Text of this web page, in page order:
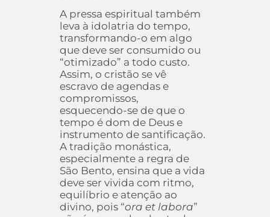
A pressa espiritual também
leva à idolatria do tempo,
transformando-o em algo
que deve ser consumido ou
“otimizado” a todo custo.
Assim, o cristão se vê
escravo de agendas e
compromissos,
esquecendo-se de que o
tempo é dom de Deus e
instrumento de santificação.
A tradição monástica,
especialmente a regra de
São Bento, ensina que a vida
deve ser vivida com ritmo,
equilíbrio e atenção ao
divino, pois “ora et labora”